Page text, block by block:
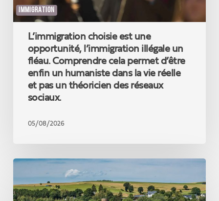
IMMIGRATION
cela
permet
enfin
humaniste
dans
réelle
théoricien
sociaux.
L’immigration choisie est une
opportunité, l’immigration illégale un
fléau. Comprendre cela permet d’être
enfin un humaniste dans la vie réelle
et pas un théoricien des réseaux
sociaux.
05/08/2026
Un
record
touristique